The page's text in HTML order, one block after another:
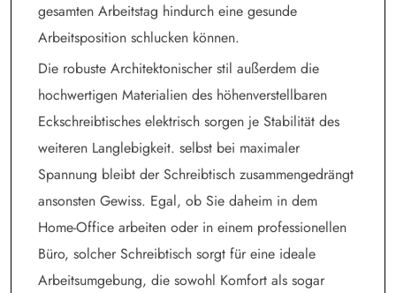
gesamten Arbeitstag hindurch eine gesunde
Arbeitsposition schlucken können.
Die robuste Architektonischer stil außerdem die
hochwertigen Materialien des höhenverstellbaren
Eckschreibtisches elektrisch sorgen je Stabilität des
weiteren Langlebigkeit. selbst bei maximaler
Spannung bleibt der Schreibtisch zusammengedrängt
ansonsten Gewiss. Egal, ob Sie daheim in dem
Home-Office arbeiten oder in einem professionellen
Büro, solcher Schreibtisch sorgt für eine ideale
Arbeitsumgebung, die sowohl Komfort als sogar